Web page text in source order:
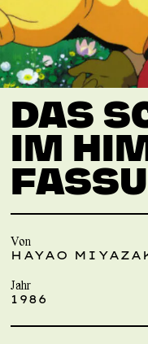
DAS
IM
Von
HAYAO
Jahr
1986